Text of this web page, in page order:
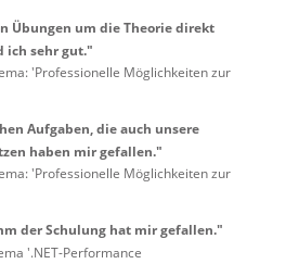
Übungen um die Theorie direkt
ich sehr gut."
'Professionelle Möglichkeiten zur
Aufgaben, die auch unsere
haben mir gefallen."
'Professionelle Möglichkeiten zur
der Schulung hat mir gefallen."
'.NET-Performance